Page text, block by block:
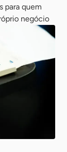
para quem
negócio